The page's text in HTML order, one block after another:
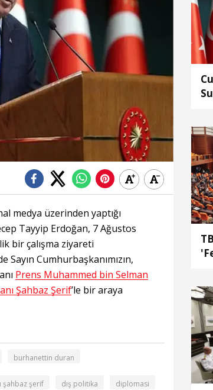
medya üzerinden yaptığı
Tayyip Erdoğan, 7 Ağustos
bir çalışma ziyareti
Cumhurbaşkanımızın,
Prens Muhammed bin Selman
Şahbaz Şerif’le bir araya
burhanettin duran
şahbaz şerif dış politika diplomasi